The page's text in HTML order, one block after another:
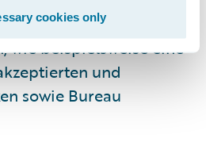
cookies onlydes London
wie beispielsweise eine
und
sowie Bureau